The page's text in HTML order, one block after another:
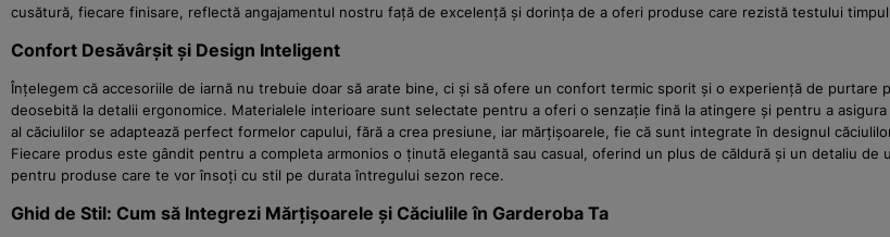
cusătură, fiecare finisare, reflectă angajamentul nostru față de excelență și dorința de a oferi produse care rezistă testului
Confort Desăvârșit și Design Inteligent
Înțelegem că accesoriile de iarnă nu trebuie doar să arate bine, ci și să ofere un confort termic sporit și o experiență de purtare
deosebită la detalii ergonomice. Materialele interioare sunt selectate pentru a oferi o senzație fină la atingere și pentru a
al căciulilor se adaptează perfect formelor capului, fără a crea presiune, iar mărțișoarele, fie că sunt integrate în designul
Fiecare produs este gândit pentru a completa armonios o ținută elegantă sau casual, oferind un plus de căldură și un detaliu
pentru produse care te vor însoți cu stil pe durata întregului sezon rece.
Ghid de Stil: Cum să Integrezi Mărțișoarele și Căciulile în Garderoba Ta